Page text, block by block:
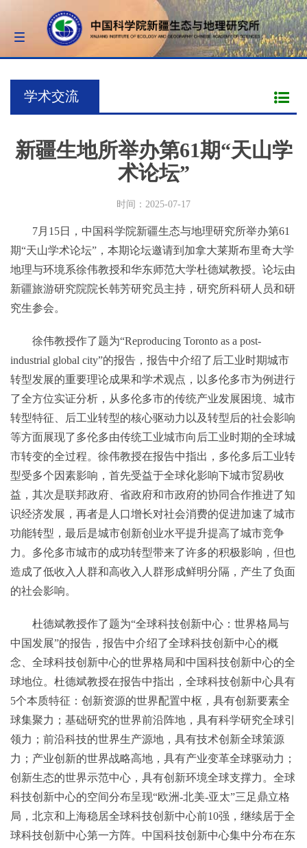
Toggle
navigation
学术交流
新疆生地所举办第61期“天山学
术论坛”
时间：2025-07-17
7月15日，中国科学院新疆生态与地理研究所举办第61
期“天山学术论坛”，本期论坛邀请到加拿大莱斯布里奇大学
地理与环境系徐伟教授和华东师范大学杜德斌教授。论坛由
新疆旅游研究院院长韩芳研究员主持，研究所科研人员和研
究生参会。
徐伟教授作了题为“Reproducing Toronto as a post-
industrial global city”的报告，报告中介绍了后工业时期城市
转型发展的重要理论成果和学术观点，以多伦多市为例进行
了全方位实证分析，从多伦多市的传统产业发展困境、城市
转型特征、后工业转型的核心驱动力以及转型后的社会影响
等方面展现了多伦多由传统工业城市向后工业时期的全球城
市转变的全过程。徐伟教授在报告中指出，多伦多后工业转
型受多个因素影响，首先受益于全球化影响下城市贸易收
益，其次是联邦政府、省政府和市政府的协同合作推进了知
识经济发展，再者是人口增长对社会消费的促进加速了城市
功能转型，最后是城市创新创业水平提升提高了城市竞争
力。多伦多市城市的成功转型带来了许多的积极影响，但也
造成了低收入人群和高收入人群形成鲜明分隔，产生了负面
的社会影响。
杜德斌教授作了题为“全球科技创新中心：世界格局与
中国发展”的报告，报告中介绍了全球科技创新中心的概
念、全球科技创新中心的世界格局和中国科技创新中心的全
球地位。杜德斌教授在报告中指出，全球科技创新中心具有
5个本质特征：创新资源的世界配置中枢，具有创新要素全
球集聚力；基础研究的世界前沿阵地，具有科学研究全球引
领力；前沿科技的世界生产源地，具有技术创新全球策源
力；产业创新的世界战略高地，具有产业变革全球驱动力；
创新生态的世界示范中心，具有创新环境全球支撑力。全球
科技创新中心的空间分布呈现“欧洲-北美-亚太”三足鼎立格
局，北京和上海稳居全球科技创新中心前10强，继续居于全
球科技创新中心第一方阵。中国科技创新中心集中分布在东